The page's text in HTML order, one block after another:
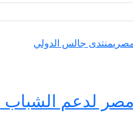
منتدى جالس الدولي
فرحة مصر لدعم